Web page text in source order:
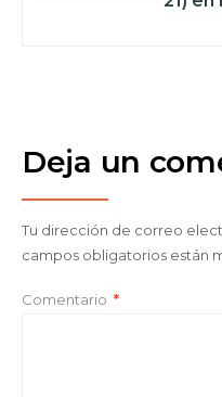
Deja un
Tu dirección de correo
campos obligatorios están
Comentario *